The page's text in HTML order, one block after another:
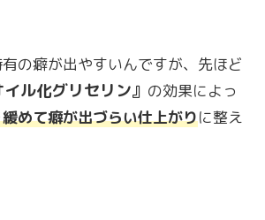
の癖が出やすいんですが、先ほど
イル化グリセリン』 の効果によっ
めて癖が出づらい仕上がりに整え